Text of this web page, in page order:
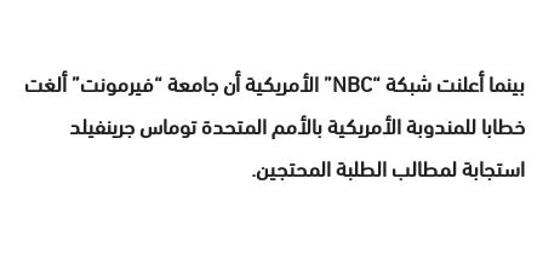
بينما أعلنت شبكة “NBC” الأمريكية أن جامعة “فيرمونت” ألغت
خطابا للمندوبة الأمريكية بالأمم المتحدة توماس جرينفيلد
استجابة لمطالب الطلبة المحتجين.